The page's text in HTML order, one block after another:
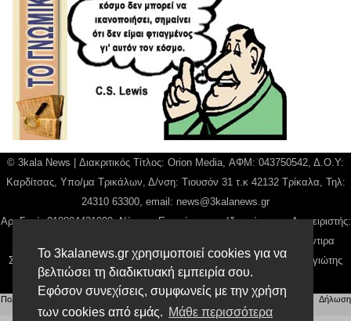
Το 3kalanews.gr χρησιμοποιεί cookies για να
βελτιώσει τη διαδικτυακή εμπειρία σου.
Εφόσον συνεχίσεις, συμφωνείς με την χρήση
των cookies από εμάς. Μάθε περισσότερα
© 3kala News | Διακριτικός Τίτλος: Orion Media, ΑΦΜ: 043750542, Δ.Ο.Υ:
Καρδίτσας, Υπο/μα Τρικάλων, Δ/νση: Τιουσόν 31 τ.κ 42132 Τρίκαλα, Τηλ:
24310 63300, email: news@3kalanews.gr
Αρ. Γεμή: 018804431000, Νόμιμος Εκπρόσωπος, Ιδιοκτήτης και Διαχειριστής:
Παναγιώτης Φιλίππου, Διευθύντρια: Γιαννουσά Βασιλική, Διευθύντιρα
Σύνταξης: Μπαλαμπάνη Βασιλική. Δικαιούχος domain name Παναγιώτης
Φιλίππου
Πολιτική απορρήτου Αίτηση Διαχείρισης Προσωπικών Δεδομένων |Όροι χρήσης
Δήλωση
Συμμόρφωσης